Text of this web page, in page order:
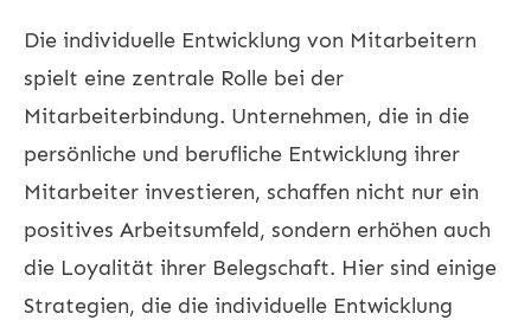
Die individuelle Entwicklung von Mitarbeitern
spielt eine zentrale Rolle bei der
Mitarbeiterbindung. Unternehmen, die in die
persönliche und berufliche Entwicklung ihrer
Mitarbeiter investieren, schaffen nicht nur ein
positives Arbeitsumfeld, sondern erhöhen auch
die Loyalität ihrer Belegschaft. Hier sind einige
Strategien, die die individuelle Entwicklung